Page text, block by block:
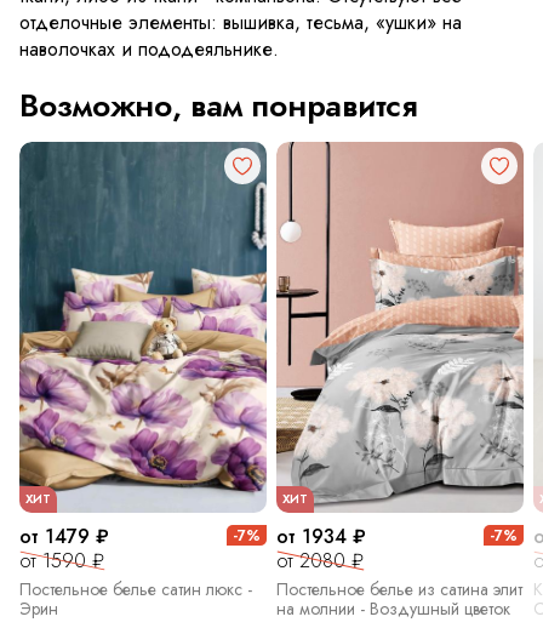
отделочные элементы: вышивка, тесьма, «ушки» на
наволочках и пододеяльнике.
Возможно, вам понравится
ХИТ
от 1479 ₽
от 1590 ₽
-7%
Постельное белье сатин люкс -
Эрин
ХИТ
от 1934 ₽
от 2080 ₽
-7%
Постельное белье из сатина элит
на молнии - Воздушный цветок